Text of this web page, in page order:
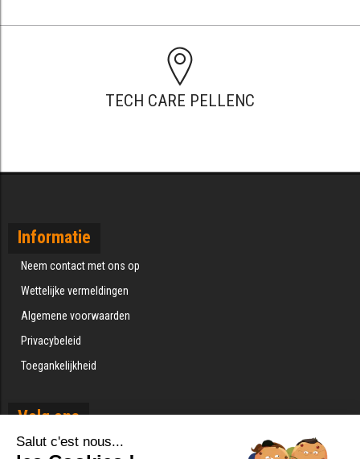
TECH CARE PELLENC
Informatie
Neem contact met ons op
Wettelijke vermeldingen
Algemene voorwaarden
Privacybeleid
Toegankelijkheid
Volg ons